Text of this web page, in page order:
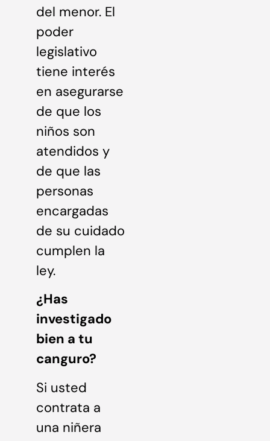
del menor. El
poder
legislativo
tiene interés
en asegurarse
de que los
niños son
atendidos y
de que las
personas
encargadas
de su cuidado
cumplen la
ley.
¿Has
investigado
bien a tu
canguro?
Si usted
contrata a
una niñera